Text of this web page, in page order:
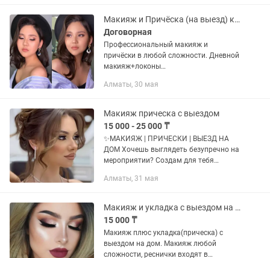
Макияж и Причёска (на выезд) колористика,прокол ушей
Договорная
Профессиональный макияж и
причёски в любой сложности. Дневной
макияж+локоны
Вечерний макияж+причёски
Возрастной макияж+укладка...
Алматы, 30 мая
Макияж прическа с выездом
15 000 - 25 000 ₸
✨МАКИЯЖ | ПРИЧЕСКИ | ВЫЕЗД НА
ДОМ Хочешь выглядеть безупречно на
мероприятии? Создам для тебя
любой сложности Локоны / укладки
Образы...
Алматы, 31 мая
Макияж и укладка с выездом на дом
15 000 ₸
Макияж плюс укладка(прическа) с
выездом на дом. Макияж любой
сложности, реснички входят в